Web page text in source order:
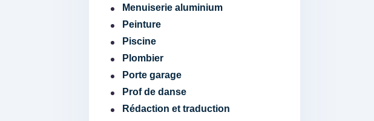
Menuiserie aluminium
Peinture
Piscine
Plombier
Porte garage
Prof de danse
Rédaction et traduction